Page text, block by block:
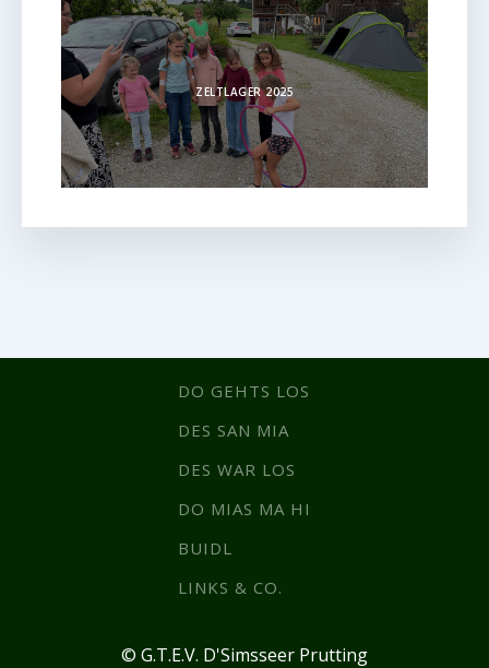
ZELTLAGER 2025
DO GEHTS LOS
DES SAN MIA
DES WAR LOS
DO MIAS MA HI
BUIDL
LINKS & CO.
© G.T.E.V. D'Simsseer Prutting